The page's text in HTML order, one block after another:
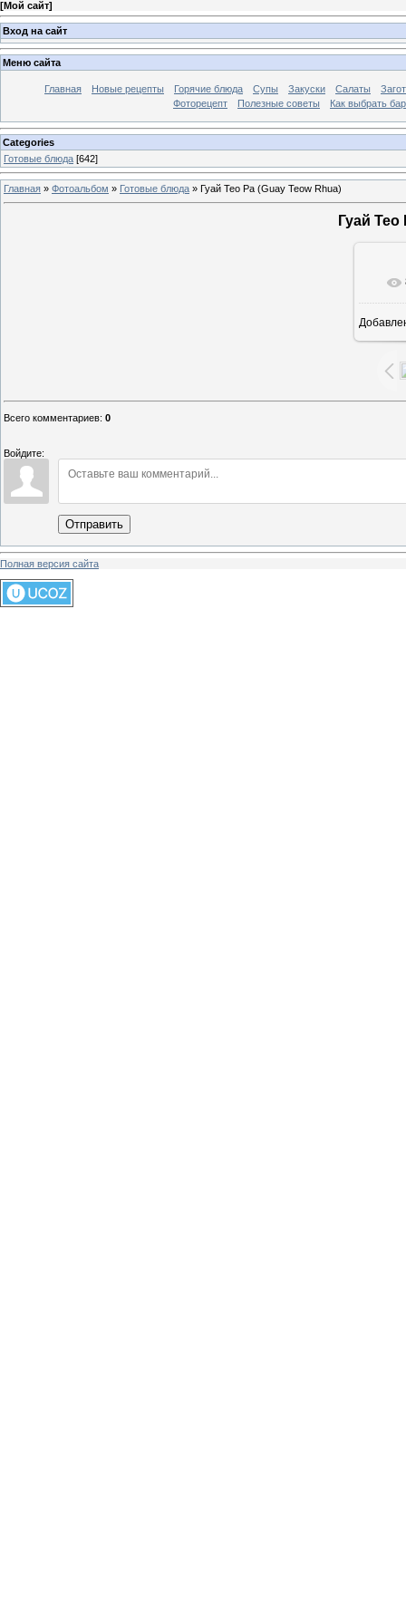
[Мой сайт]
Вход на сайт
Меню сайта
Главная Новые рецепты Горячие блюда Супы Закуски Салаты
Фоторецепт
Полезные советы Как выбрать
Categories
Готовые блюда [642]
Главная » Фотоальбом » Готовые блюда » Гуай Тео Ра (Guay Teow Rhua)
Гуай Тео
Всего комментариев: 0
Войдите:
Отправить
Полная версия сайта